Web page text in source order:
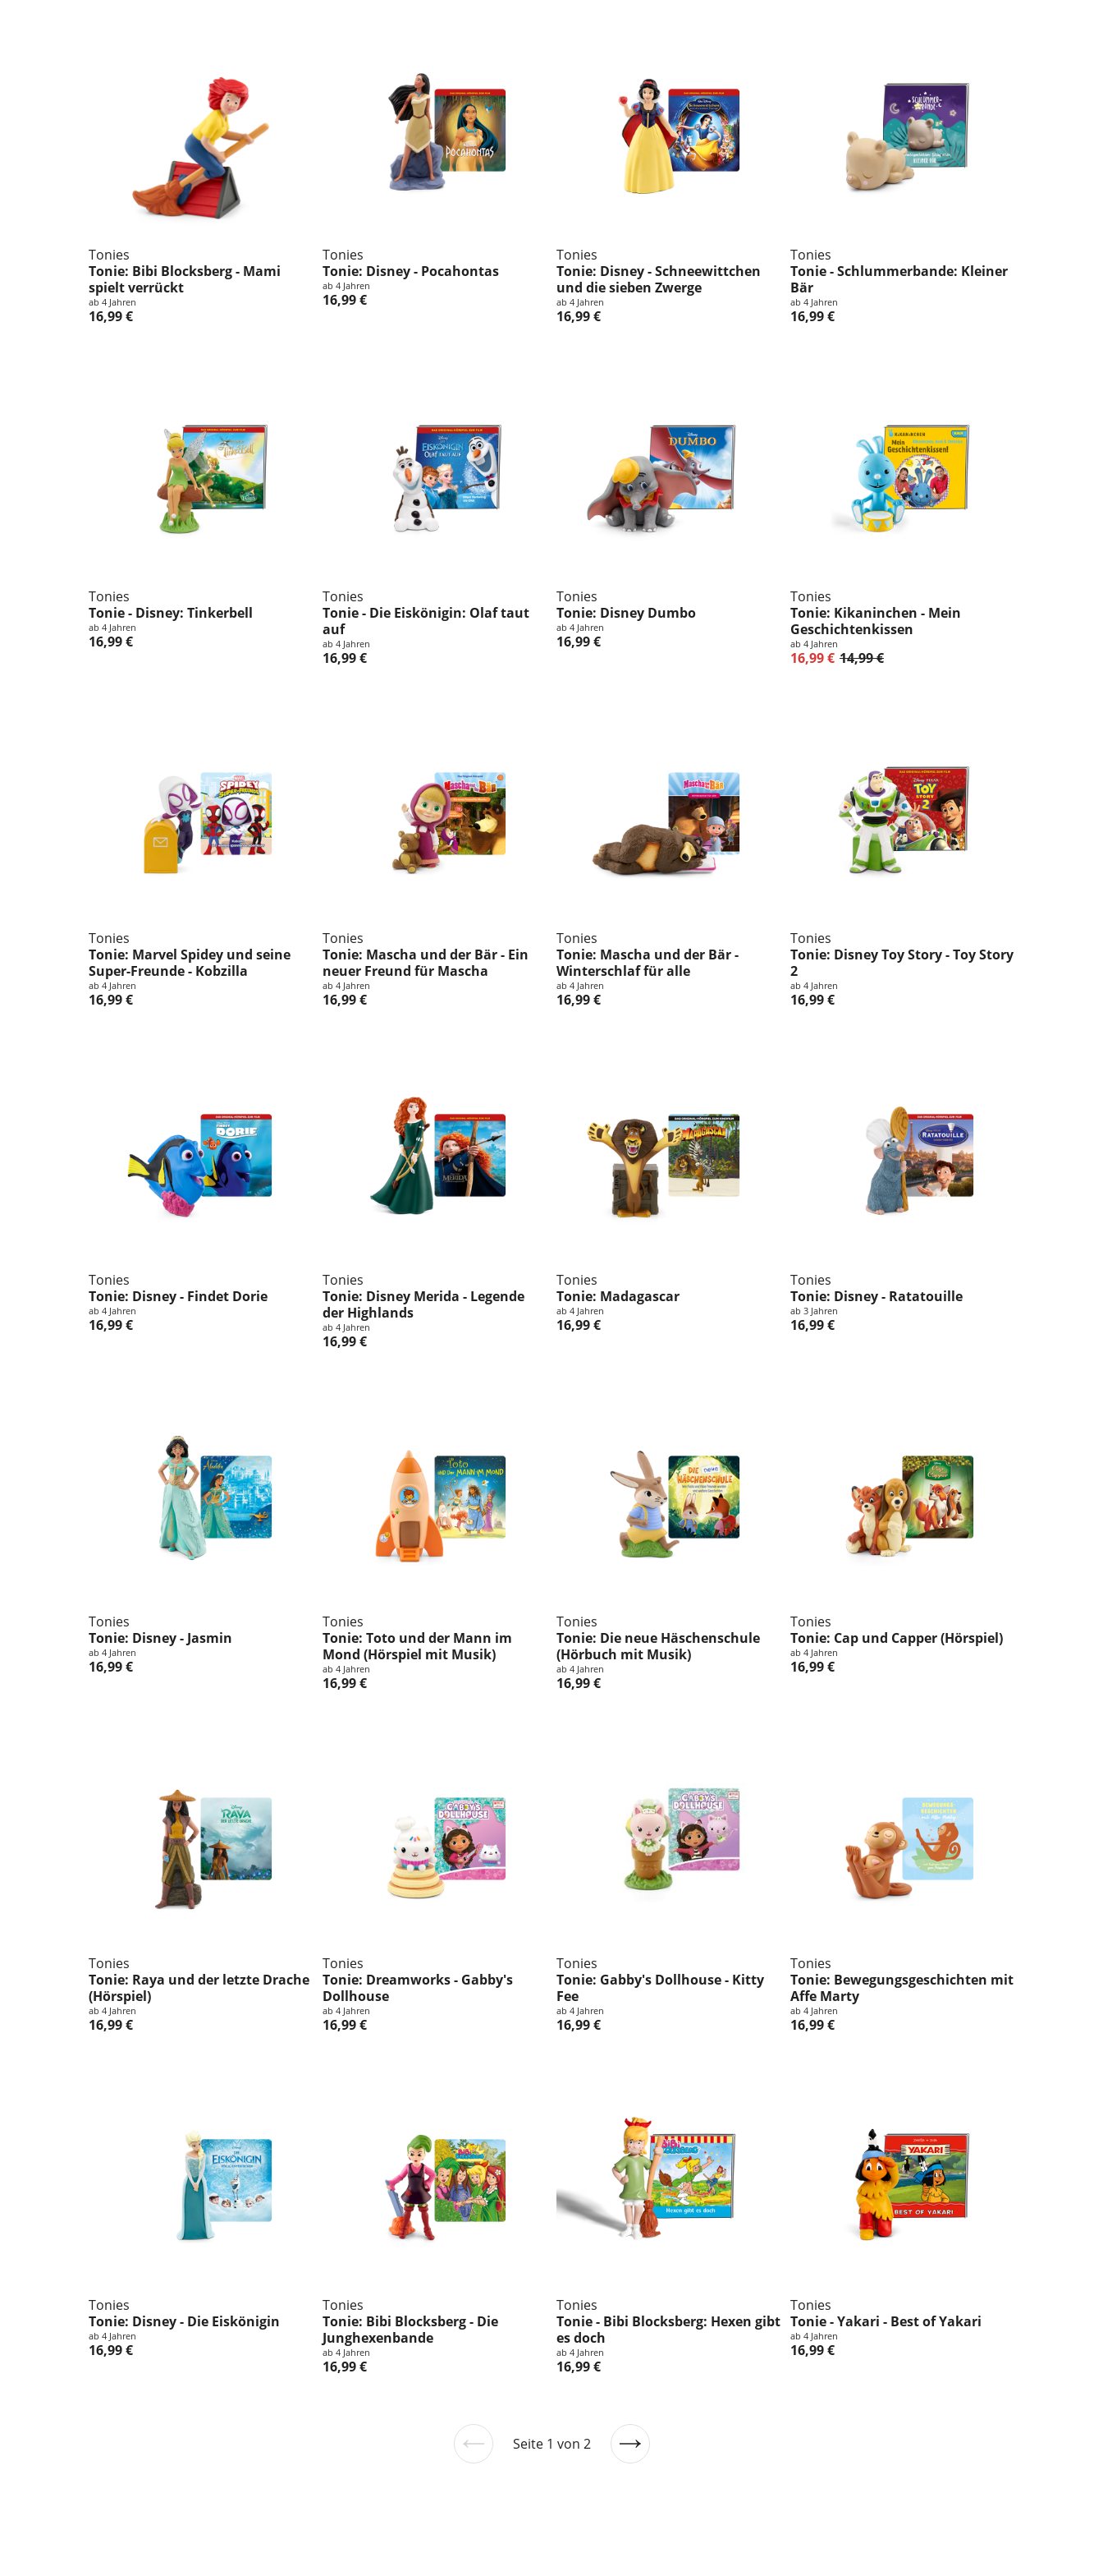
n
g
:
Tonies
Tonie: Bibi Blocksberg - Mami
spielt verrückt
ab 4 Jahren
16,99 €
Tonies
Tonie: Disney - Pocahontas
ab 4 Jahren
16,99 €
Tonies
Tonie: Disney - Schneewittchen
und die sieben Zwerge
ab 4 Jahren
16,99 €
Tonies
Tonie - Schlummerbande: Kleiner
Bär
ab 4 Jahren
16,99 €
Tonies
Tonie - Disney: Tinkerbell
ab 4 Jahren
16,99 €
Tonies
Tonie - Die Eiskönigin: Olaf taut
auf
ab 4 Jahren
16,99 €
Tonies
Tonie: Disney Dumbo
ab 4 Jahren
16,99 €
Tonies
Tonie: Kikaninchen - Mein
Geschichtenkissen
ab 4 Jahren
16,99 € 14,99 €
Tonies
Tonie: Marvel Spidey und seine
Super-Freunde - Kobzilla
ab 4 Jahren
16,99 €
Tonies
Tonie: Mascha und der Bär - Ein
neuer Freund für Mascha
ab 4 Jahren
16,99 €
Tonies
Tonie: Mascha und der Bär -
Winterschlaf für alle
ab 4 Jahren
16,99 €
Tonies
Tonie: Disney Toy Story - Toy Story
2
ab 4 Jahren
16,99 €
Tonies
Tonie: Disney - Findet Dorie
ab 4 Jahren
16,99 €
Tonies
Tonie: Disney Merida - Legende
der Highlands
ab 4 Jahren
16,99 €
Tonies
Tonie: Madagascar
ab 4 Jahren
16,99 €
Tonies
Tonie: Disney - Ratatouille
ab 3 Jahren
16,99 €
Tonies
Tonie: Disney - Jasmin
ab 4 Jahren
16,99 €
Tonies
Tonie: Toto und der Mann im
Mond (Hörspiel mit Musik)
ab 4 Jahren
16,99 €
Tonies
Tonie: Die neue Häschenschule
(Hörbuch mit Musik)
ab 4 Jahren
16,99 €
Tonies
Tonie: Cap und Capper (Hörspiel)
ab 4 Jahren
16,99 €
Tonies
Tonie: Raya und der letzte Drache
(Hörspiel)
ab 4 Jahren
16,99 €
Tonies
Tonie: Dreamworks - Gabby's
Dollhouse
ab 4 Jahren
16,99 €
Tonies
Tonie: Gabby's Dollhouse - Kitty
Fee
ab 4 Jahren
16,99 €
Tonies
Tonie: Bewegungsgeschichten mit
Affe Marty
ab 4 Jahren
16,99 €
Tonies
Tonie: Disney - Die Eiskönigin
ab 4 Jahren
16,99 €
Tonies
Tonie: Bibi Blocksberg - Die
Junghexenbande
ab 4 Jahren
16,99 €
Tonies
Tonie - Bibi Blocksberg: Hexen gibt
es doch
ab 4 Jahren
16,99 €
Tonies
Tonie - Yakari - Best of Yakari
ab 4 Jahren
16,99 €
VorherigeSeite 1 von 2
Nächste